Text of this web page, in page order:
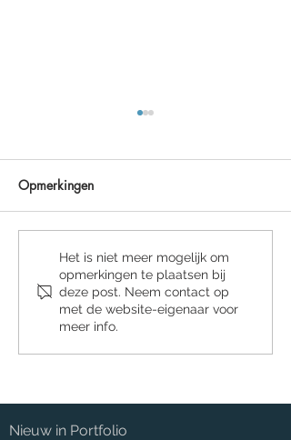
PUNT Tape Art
Sokken.EGD!
Opmerkingen
Het is niet meer mogelijk om
opmerkingen te plaatsen bij
deze post. Neem contact op
met de website-eigenaar voor
meer info.
Nieuw in Portfolio